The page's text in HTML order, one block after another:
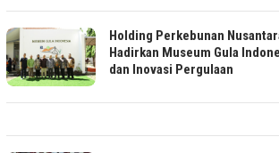
Holding Perkebunan
Hadirkan Museum Gula
dan Inovasi Pergulaan